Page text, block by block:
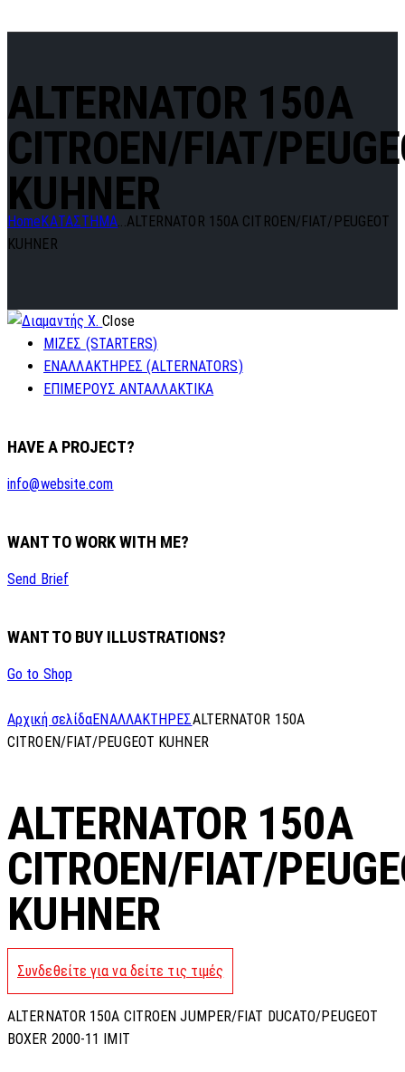
ALTERNATOR 150A
CITROEN/FIAT/
KUHNER
Home ΚΑΤΑΣΤΗΜΑ...ALTERNATOR 150A CITROEN/FIAT/PEUGEOT
KUHNER
Close
ΜΙΖΕΣ (STARTERS)
ΕΝΑΛΛΑΚΤΗΡΕΣ (ALTERNATORS)
ΕΠΙΜΕΡΟΥΣ ΑΝΤΑΛΛΑΚΤΙΚΑ
HAVE A PROJECT?
info@website.com
WANT TO WORK WITH ME?
Send Brief
WANT TO BUY ILLUSTRATIONS?
Go to Shop
Αρχική σελίδαΕΝΑΛΛΑΚΤΗΡΕΣALTERNATOR 150A
CITROEN/FIAT/PEUGEOT KUHNER
ALTERNATOR 150A
CITROEN/FIAT/
KUHNER
Συνδεθείτε για να δείτε τις τιμές
ALTERNATOR 150A CITROEN JUMPER/FIAT DUCATO/PEUGEOT
BOXER 2000-11 IMIT